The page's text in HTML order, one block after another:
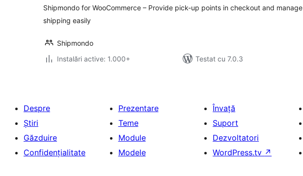
Shipmondo for WooCommerce – Provide pick-up points in checkout and manage
shipping easily
Shipmondo
Instalări active: 1.000+
Testat cu 7.0.3
Despre
Știri
Găzduire
Confidențialitate
Prezentare
Teme
Module
Modele
Învață
Suport
Dezvoltatori
WordPress.tv ↗